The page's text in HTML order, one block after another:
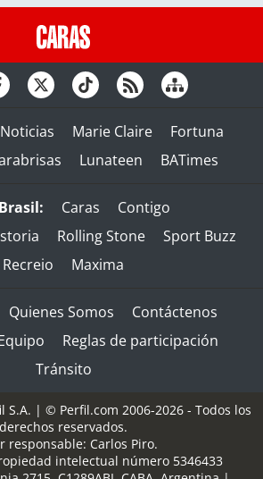
Noticias Marie Claire
Fortuna
Lunateen BATimes
Caras
Contigo
Rolling Stone
Sport Buzz
Recreio
Maxima
Quienes Somos
Contáctenos
Reglas de participación
Tránsito
S.A. | © Perfil.com 2006-2026 - Todos los
derechos reservados.
responsable: Carlos Piro.
intelectual número 5346433